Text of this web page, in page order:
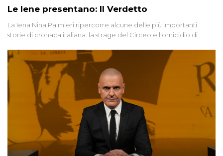
Le Iene presentano: Il Verdetto
La Iena Nina Palmieri ripercorre alcune delle più importanti
storie di cronaca italiana: la strage del Circeo e l'omicidio di